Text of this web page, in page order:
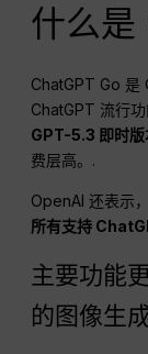
什么是
ChatGPT Go 是
ChatGPT 流行
GPT-5.3 即时版
费层高。.
OpenAI 还表示
所有支持
主要功能
的图像生